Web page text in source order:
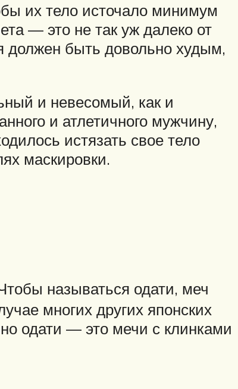
их тело источало минимум
— это не так уж далеко от
должен быть довольно худым,
и невесомый, как и
и атлетичного мужчину,
истязать свое тело
маскировки.
называться одати, меч
многих других японских
одати — это мечи с клинками